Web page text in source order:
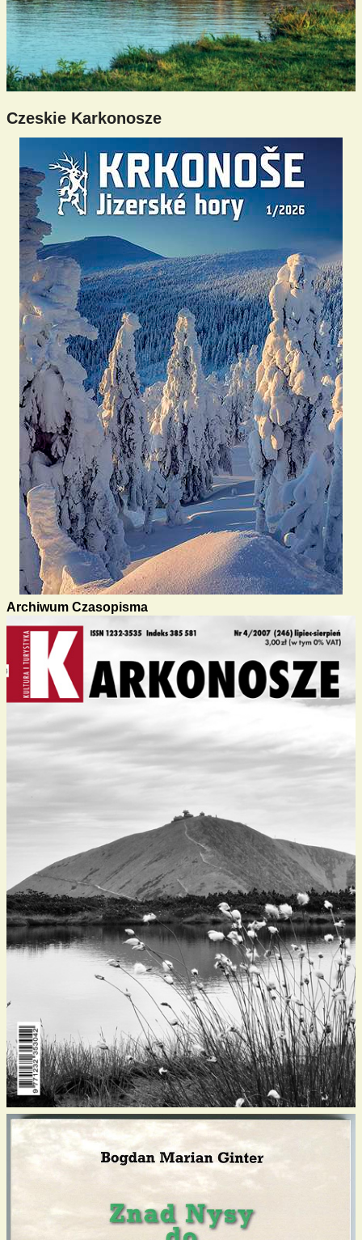
Czeskie Karkonosze
Archiwum Czasopisma